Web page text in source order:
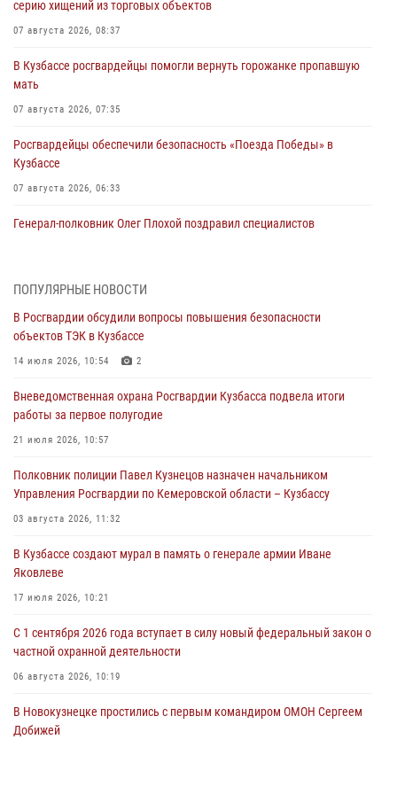
серию хищений из торговых объектов
07 августа 2026, 08:37
В Кузбассе росгвардейцы помогли вернуть горожанке пропавшую
мать
07 августа 2026, 07:35
Росгвардейцы обеспечили безопасность «Поезда Победы» в
Кузбассе
07 августа 2026, 06:33
Генерал-полковник Олег Плохой поздравил специалистов
07 августа 2026, 05:32
С 1 сентября 2026 года вступает в силу новый федеральный закон о
частной охранной деятельности
06 августа 2026, 10:19
Росгвардейцы задержали предполагаемого виновника причинения
ножевого ранения кемеровчанину
06 августа 2026, 09:18
Росгвардейцы задержали мужчину, повредившего имущество
горожанки
06 августа 2026, 08:17
Росгвардейцы пресекли противоправные действия и защитили
новокузнечанку от агрессивного знакомого
06 августа 2026, 07:16
ПОПУЛЯРНЫЕ НОВОСТИ
В Росгвардии обсудили вопросы повышения безопасности
объектов ТЭК в Кузбассе
14 июля 2026, 10:54 2
Вневедомственная охрана Росгвардии Кузбасса подвела итоги
работы за первое полугодие
21 июля 2026, 10:57
Полковник полиции Павел Кузнецов назначен начальником
Управления Росгвардии по Кемеровской области – Кузбассу
03 августа 2026, 11:32
В Кузбассе создают мурал в память о генерале армии Иване
Яковлеве
17 июля 2026, 10:21
С 1 сентября 2026 года вступает в силу новый федеральный закон о
частной охранной деятельности
06 августа 2026, 10:19
В Новокузнецке простились с первым командиром ОМОН Сергеем
Добижей